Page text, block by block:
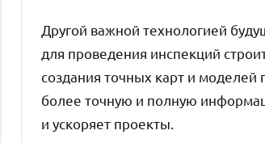
Другой важной технологией
для проведения инспекций
создания точных карт и
более точную и полную
и ускоряет проекты.